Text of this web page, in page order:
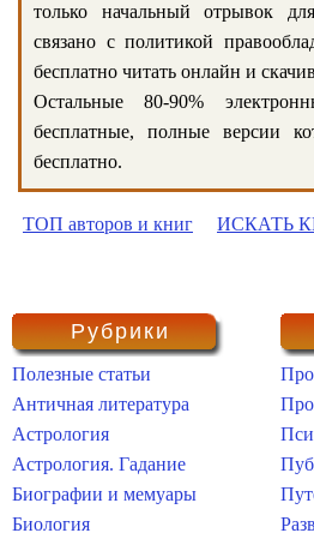
только начальный отрывок
связано с политикой
бесплатно читать онлайн и
Остальные 80-90%
бесплатные, полные версии
бесплатно.
ТОП авторов и книг ИСКАТЬ
Рубрики
Полезные статьи
Античная литература
Астрология
Астрология. Гадание
Биографии и мемуары
Биология